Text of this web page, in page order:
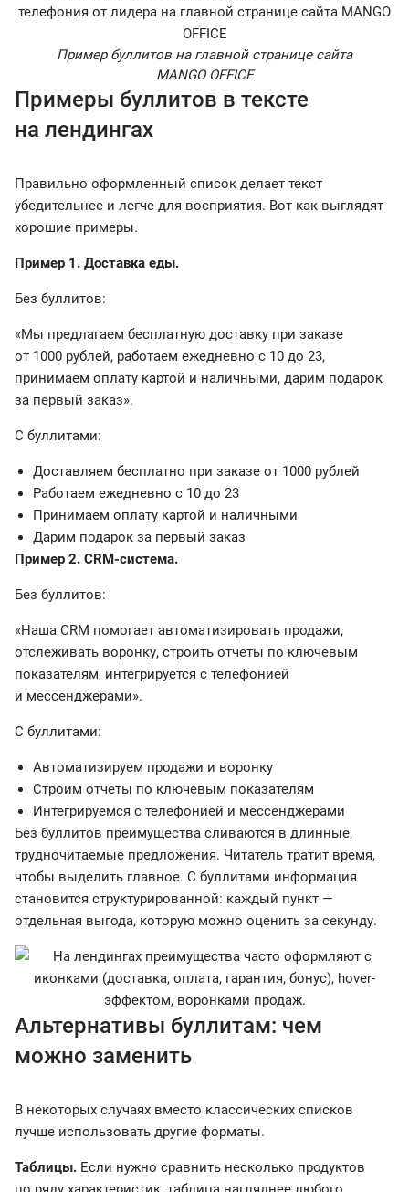
Пример буллитов на главной странице сайта
MANGO OFFICE
Примеры буллитов в тексте
на лендингах
Правильно оформленный список делает текст
убедительнее и легче для восприятия. Вот как выглядят
хорошие примеры.
Пример 1. Доставка еды.
Без буллитов:
«Мы предлагаем бесплатную доставку при заказе
от 1000 рублей, работаем ежедневно с 10 до 23,
принимаем оплату картой и наличными, дарим подарок
за первый заказ».
С буллитами:
Доставляем бесплатно при заказе от 1000 рублей
Работаем ежедневно с 10 до 23
Принимаем оплату картой и наличными
Дарим подарок за первый заказ
Пример 2. CRM-система.
Без буллитов:
«Наша CRM помогает автоматизировать продажи,
отслеживать воронку, строить отчеты по ключевым
показателям, интегрируется с телефонией
и мессенджерами».
С буллитами:
Автоматизируем продажи и воронку
Строим отчеты по ключевым показателям
Интегрируемся с телефонией и мессенджерами
Без буллитов преимущества сливаются в длинные,
трудночитаемые предложения. Читатель тратит время,
чтобы выделить главное. С буллитами информация
становится структурированной: каждый пункт —
отдельная выгода, которую можно оценить за секунду.
Альтернативы буллитам: чем
можно заменить
В некоторых случаях вместо классических списков
лучше использовать другие форматы.
Таблицы. Если нужно сравнить несколько продуктов